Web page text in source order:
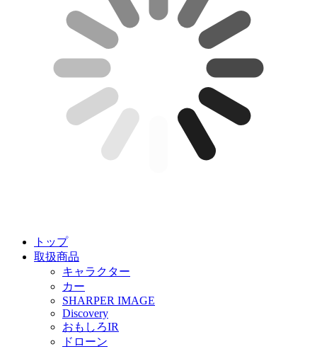
トップ
取扱商品
キャラクター
カー
SHARPER IMAGE
Discovery
おもしろIR
ドローン